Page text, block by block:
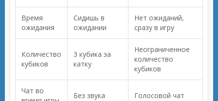
Время
ожидания
Сидишь в
ожидании
Нет ожиданий,
сразу в игру
Количество
кубиков
3 кубика за
катку
Неограниченное
количество
кубиков
Чат во
Без звука Голосовой чат